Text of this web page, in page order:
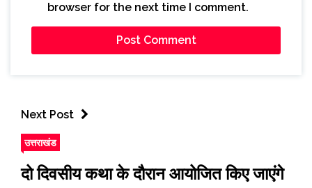
browser for the next time I comment.
Next Post
उत्तराखंड
दो दिवसीय कथा के दौरान आयोजित किए जाएंगे